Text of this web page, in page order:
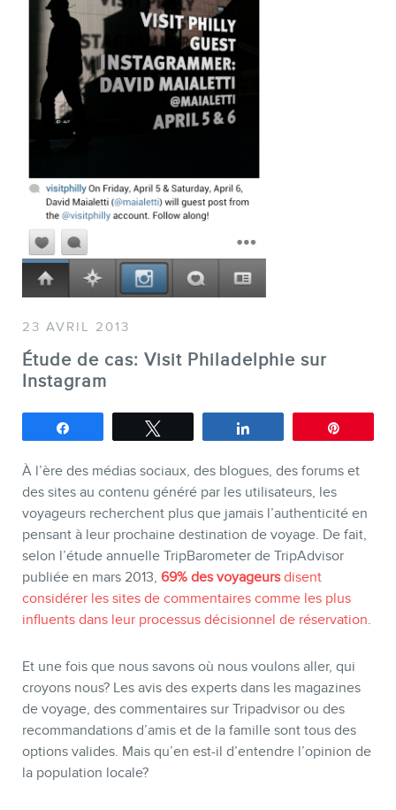
SERVICES
Conférences
Formations marketing en ligne
Formations marketing de
Consultations
Audits web (SEO) et IA (GEO)
Ebooks
BOUTIQUE
BLOGUE
23 AVRIL 2013
Étude de cas: Visit Philadelphie sur
Instagram
À l’ère des médias sociaux, des blogues, des forums et
des sites au contenu généré par les utilisateurs, les
voyageurs recherchent plus que jamais l’authenticité en
pensant à leur prochaine destination de voyage. De fait,
selon l’étude annuelle TripBarometer de TripAdvisor
publiée en mars 2013, 69% des voyageursdisent
considérer les sites de commentaires comme les plus
influents dans leur processus décisionnel de réservation.
Et une fois que nous savons où nous voulons aller, qui
croyons nous? Les avis des experts dans les magazines
de voyage, des commentaires sur Tripadvisor ou des
recommandations d’amis et de la famille sont tous des
options valides. Mais qu’en est-il d’entendre l’opinion de
la population locale?